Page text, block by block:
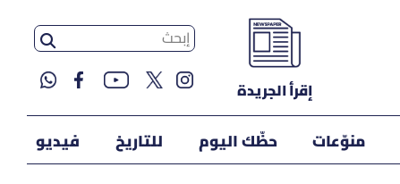
إقرأ الجريدة
منوّعات حظّك اليوم للتاريخ فيديو